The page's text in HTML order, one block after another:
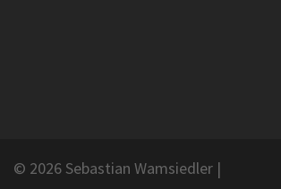
© 2026 Sebastian Wamsiedler |